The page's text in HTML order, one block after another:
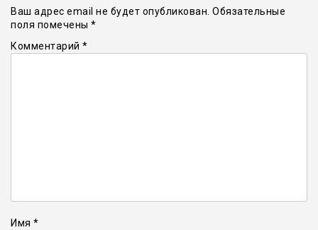
Ваш адрес email не будет опубликован. Обязательные
поля помечены *
Комментарий *
Имя *